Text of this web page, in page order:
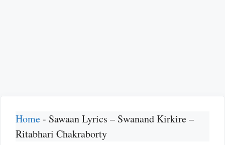
Home- Sawaan Lyrics – Swanand Kirkire –
Ritabhari Chakraborty